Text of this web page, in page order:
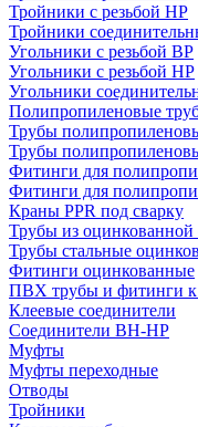
Тройники с резьбой НР
Тройники
Угольники с резьбой ВР
Угольники с резьбой НР
Угольники
Полипропиленовые
Трубы
Трубы
Фитинги для
Фитинги для
Краны PPR под сварку
Трубы из
Трубы стальные
Фитинги оцинкованные
ПВХ трубы и фитинги
Клеевые соединители
Соединители ВН-НР
Муфты
Муфты переходные
Отводы
Тройники